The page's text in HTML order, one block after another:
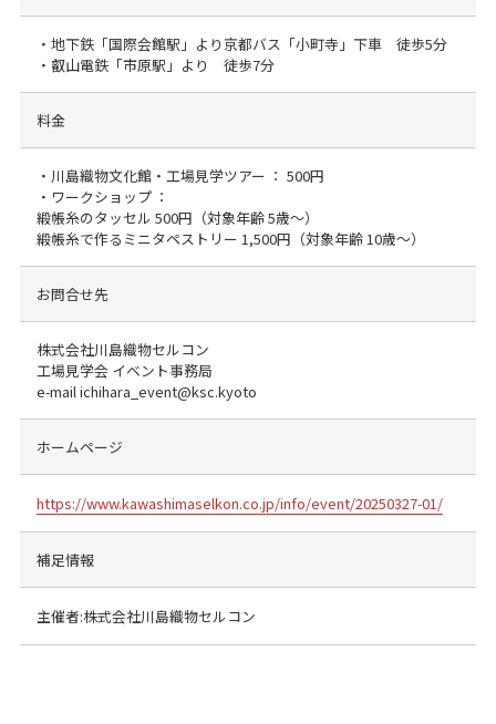
・地下鉄「国際会館駅」より京都バス「小町寺」下車 徒歩5分
・叡山電鉄「市原駅」より 徒歩7分
料金
・川島織物文化館・工場見学ツアー ： 500円
・ワークショップ ：
緞帳糸のタッセル 500円（対象年齢 5歳～）
緞帳糸で作るミニタペストリー 1,500円（対象年齢 10歳～）
お問合せ先
株式会社川島織物セルコン
工場見学会 イベント事務局
e-mail ichihara_event@ksc.kyoto
ホームページ
https://www.kawashimaselkon.co.jp/info/event/20250327-01/
補足情報
主催者:株式会社川島織物セルコン